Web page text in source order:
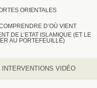
ORIENTALES
D’OÙ VIENT
DE L’ETAT ISLAMIQUE (ET LE
AU PORTEFEUILLE)
INTERVENTIONS VIDÉO